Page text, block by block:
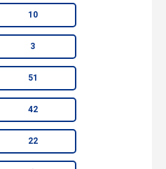
10
3
51
42
22